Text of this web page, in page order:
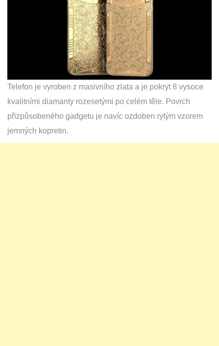
Telefon je vyroben z masivního zlata a je pokryt 8 vysoce
kvalitními diamanty rozesetými po celém těle. Povrch
přizpůsobeného gadgetu je navíc ozdoben rytým vzorem
jemných kopretin.